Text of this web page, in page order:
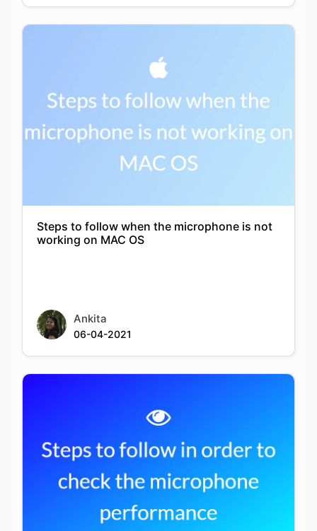
Steps to follow when the microphone is not
working on MAC OS
Ankita
06-04-2021